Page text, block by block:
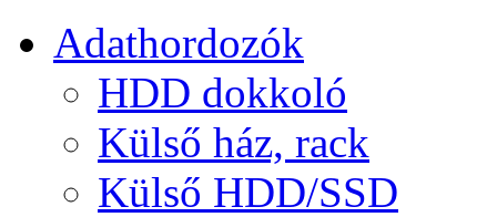
Adathordozók
HDD dokkoló
Külső ház, rack
Külső HDD/SSD